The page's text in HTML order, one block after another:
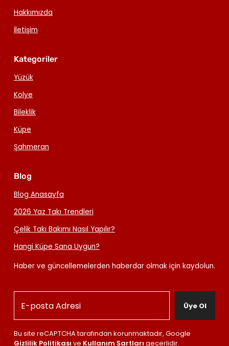
Hakkımızda
İletişim
Kategoriler
Yüzük
Kolye
Bileklik
Küpe
Şahmeran
Blog
Blog Anasayfa
2026 Yaz Takı Trendleri
Çelik Takı Bakımı Nasıl Yapılır?
Hangi Küpe Sana Uygun?
Haber ve güncellemelerden haberdar olmak için kaydolun.
Üye Ol
Bu site reCAPTCHA tarafından korunmaktadır, Google
Gizlilik Politikası ve Kullanım Şartları geçerlidir.